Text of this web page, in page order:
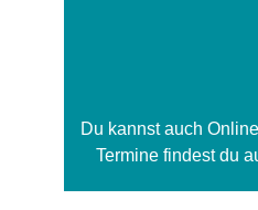
Du kannst auch
Termine findest du